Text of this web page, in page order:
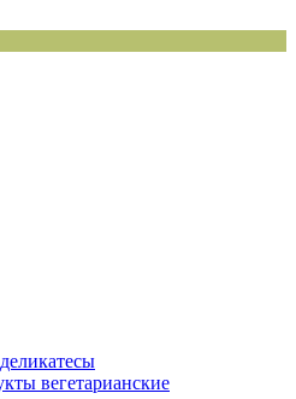
вегетарианские